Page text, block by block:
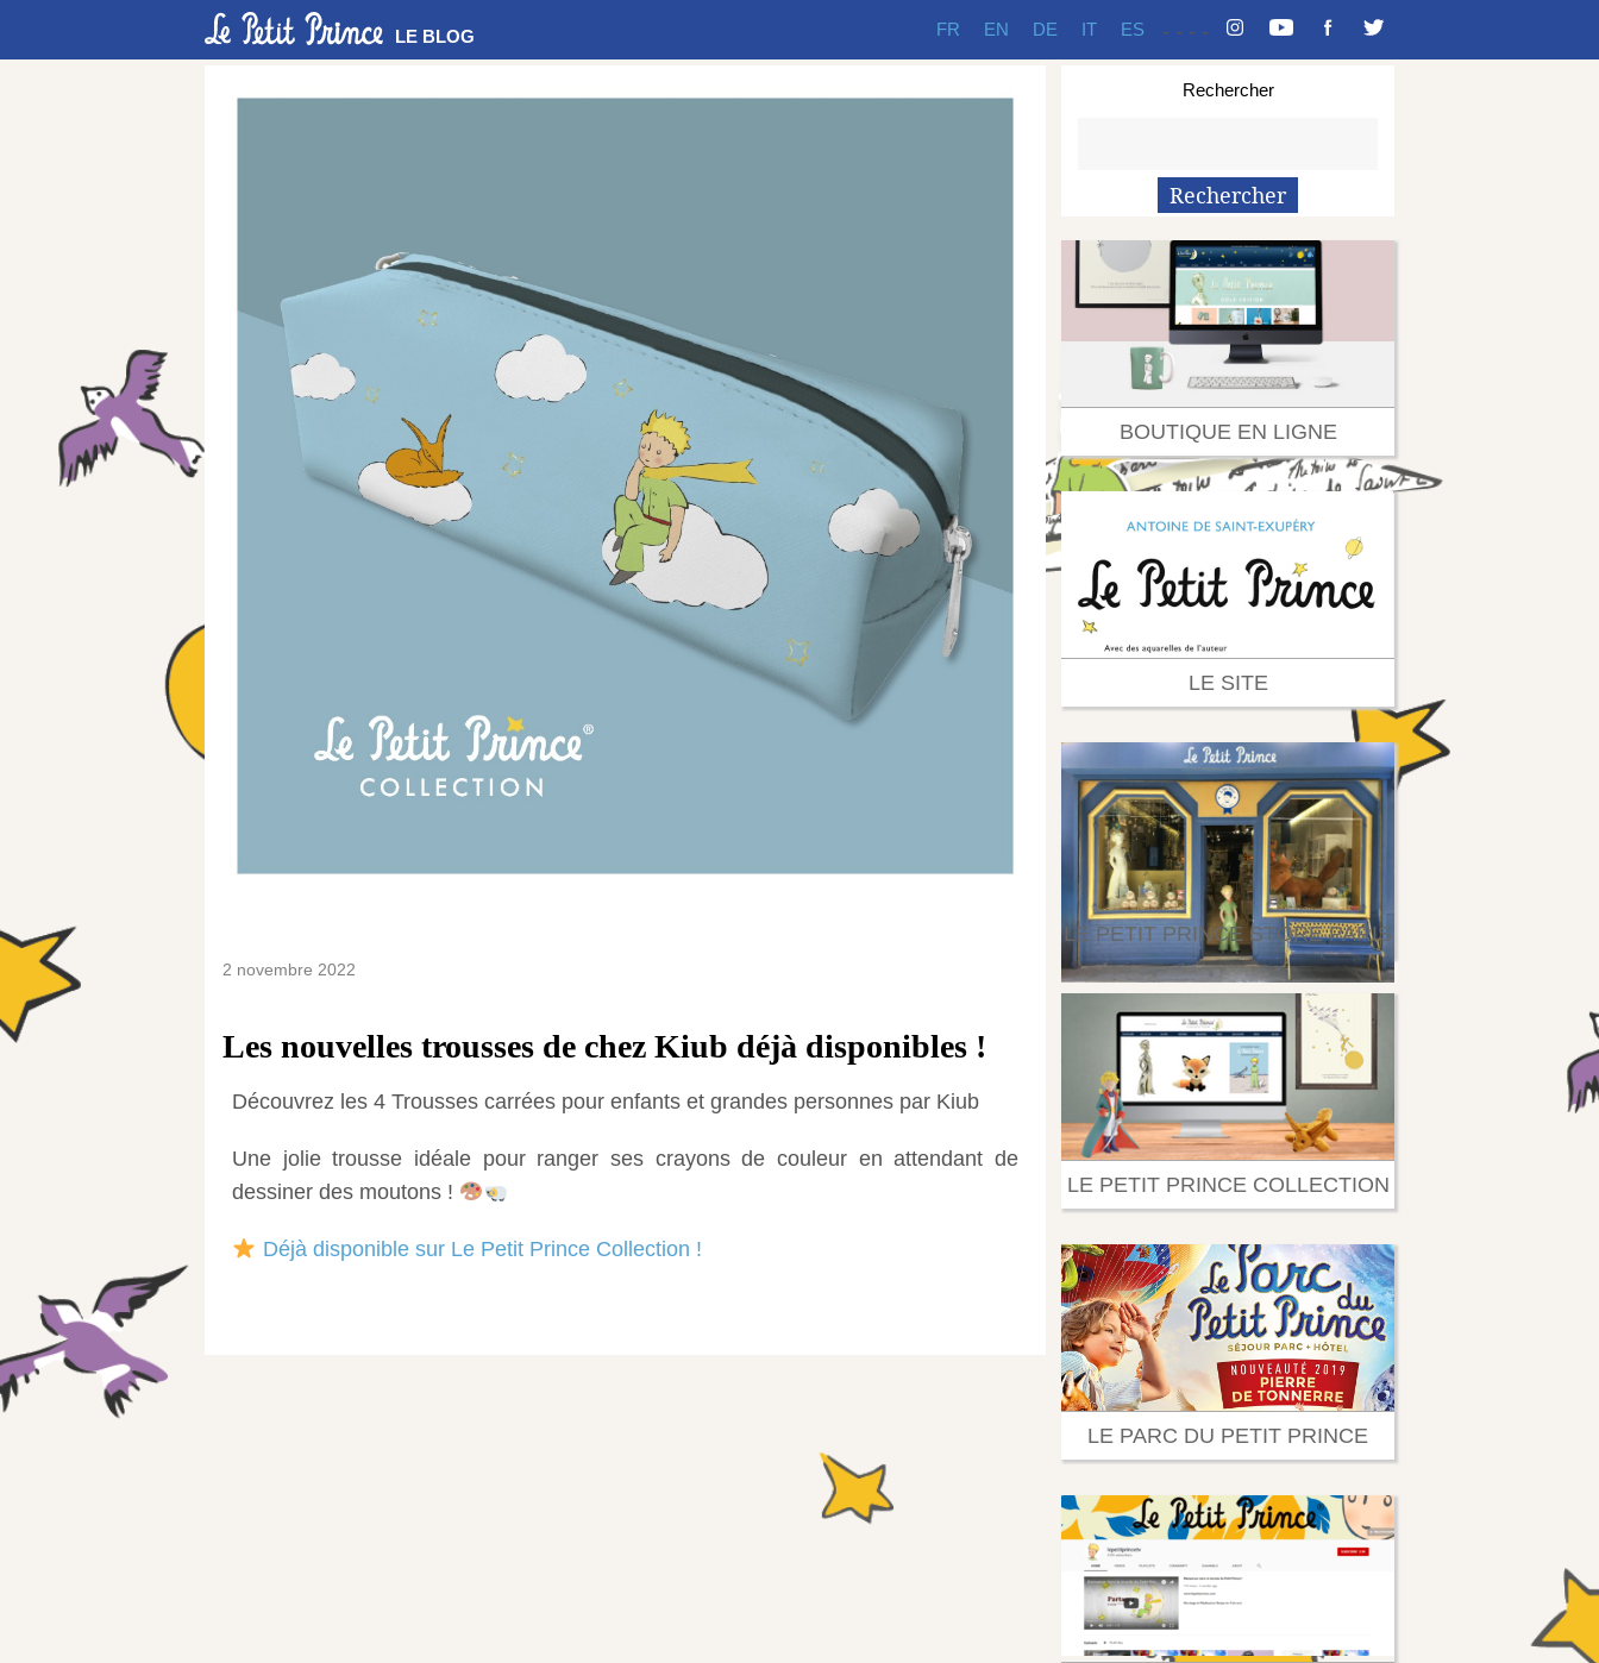
LE BLOG - - - -
FR EN DE IT ES
2 novembre 2022
Les nouvelles trousses de chez Kiub déjà disponibles !
Découvrez les 4 Trousses carrées pour enfants et grandes personnes par Kiub
Une jolie trousse idéale pour ranger ses crayons de couleur en attendant de
dessiner des moutons !
Déjà disponible sur Le Petit Prince Collection !
Rechercher
BOUTIQUE EN LIGNE
LE SITE
LE PETIT PRINCE STORE PARIS
LE PETIT PRINCE COLLECTION
LE PARC DU PETIT PRINCE